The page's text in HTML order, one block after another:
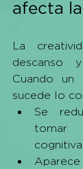
afecta
La
descanso
Cuando un
sucede lo
Se
tomar